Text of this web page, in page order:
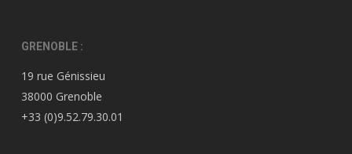
GRENOBLE :
19 rue Génissieu
38000 Grenoble
+33 (0)9.52.79.30.01